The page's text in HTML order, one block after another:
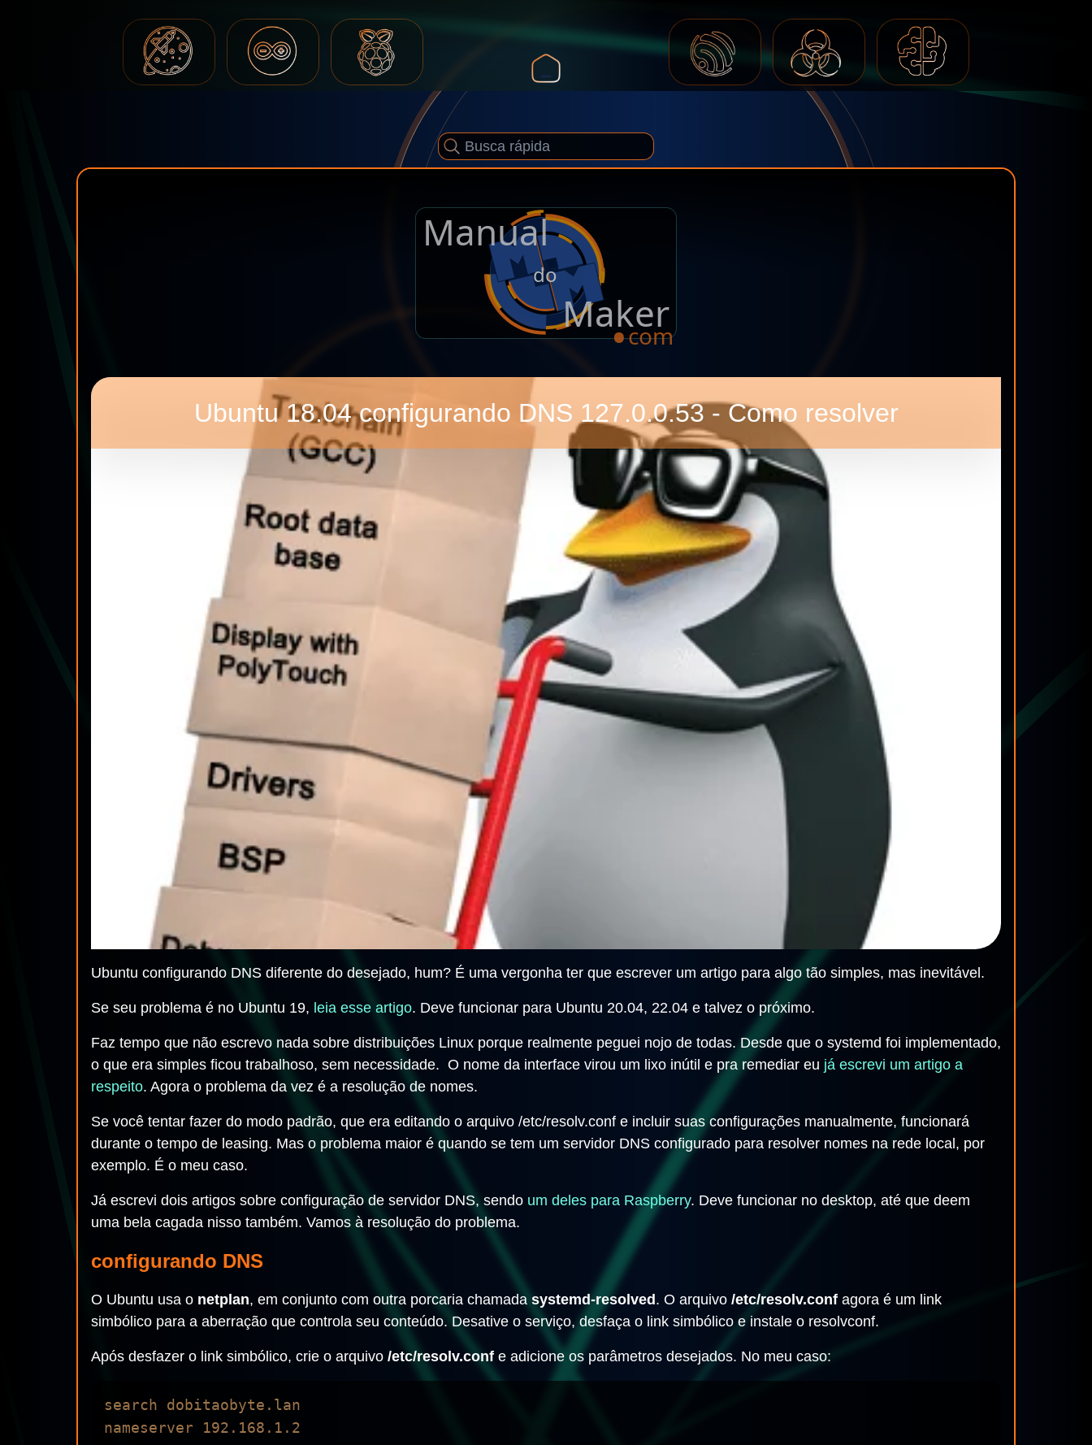
Manual
do
Maker
.com
Ubuntu 18.04 configurando DNS 127.0.0.53 - Como resolver
Ubuntu configurando DNS diferente do desejado, hum? É uma vergonha ter que escrever um artigo para algo tão simples, mas inevitável.
Se seu problema é no Ubuntu 19, leia esse artigo. Deve funcionar para Ubuntu 20.04, 22.04 e talvez o próximo.
Faz tempo que não escrevo nada sobre distribuições Linux porque realmente peguei nojo de todas. Desde que o systemd foi implementado,
o que era simples ficou trabalhoso, sem necessidade. O nome da interface virou um lixo inútil e pra remediar eu já escrevi um artigo a
respeito. Agora o problema da vez é a resolução de nomes.
Se você tentar fazer do modo padrão, que era editando o arquivo /etc/resolv.conf e incluir suas configurações manualmente, funcionará
durante o tempo de leasing. Mas o problema maior é quando se tem um servidor DNS configurado para resolver nomes na rede local, por
exemplo. É o meu caso.
Já escrevi dois artigos sobre configuração de servidor DNS, sendo um deles para Raspberry. Deve funcionar no desktop, até que deem
uma bela cagada nisso também. Vamos à resolução do problema.
configurando DNS
O Ubuntu usa o netplan, em conjunto com outra porcaria chamada systemd-resolved . O arquivo /etc/resolv.conf agora é um link
simbólico para a aberração que controla seu conteúdo. Desative o serviço, desfaça o link simbólico e instale o resolvconf.
Após desfazer o link simbólico, crie o arquivo /etc/resolv.conf e adicione os parâmetros desejados. No meu caso:
search dobitaobyte.lan